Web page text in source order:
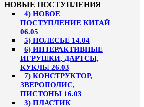
НОВЫЕ ПОСТУПЛЕНИЯ
4) НОВОЕ
ПОСТУПЛЕНИЕ КИТАЙ
06.05
5) ПОЛЕСЬЕ 14.04
6) ИНТЕРАКТИВНЫЕ
ИГРУШКИ, ДАРТСЫ,
КУКЛЫ 26.03
7) КОНСТРУКТОР,
ЗВЕРОПОЛИС,
ПИСТОНЫ 16.03
3) ПЛАСТИК